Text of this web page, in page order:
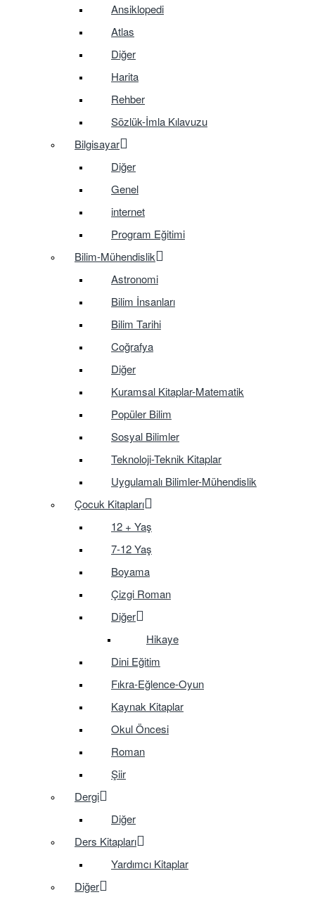
Ansiklopedi
Atlas
Diğer
Harita
Rehber
Sözlük-İmla Kılavuzu
Bilgisayar
Diğer
Genel
internet
Program Eğitimi
Bilim-Mühendislik
Astronomi
Bilim İnsanları
Bilim Tarihi
Coğrafya
Diğer
Kuramsal Kitaplar-Matematik
Popüler Bilim
Sosyal Bilimler
Teknoloji-Teknik Kitaplar
Uygulamalı Bilimler-Mühendislik
Çocuk Kitapları
12 + Yaş
7-12 Yaş
Boyama
Çizgi Roman
Diğer
Hikaye
Dini Eğitim
Fıkra-Eğlence-Oyun
Kaynak Kitaplar
Okul Öncesi
Roman
Şiir
Dergi
Diğer
Ders Kitapları
Yardımcı Kitaplar
Diğer